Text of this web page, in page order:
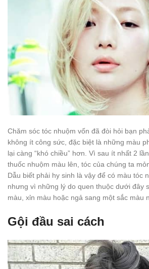
Chăm sóc tóc nhuộm vốn đã đòi hỏi bạn
không ít công sức, đặc biệt là những màu
lại càng “khó chiều” hơn. Vì sau ít nhất 2
thuốc nhuộm màu lên, tóc của chúng ta
Dẫu biết phải hy sinh là vậy để có màu tóc
nhưng vì những lý do quen thuộc dưới đây
màu, xỉn màu hoặc ngả sang một sắc màu
Gội đầu sai cách